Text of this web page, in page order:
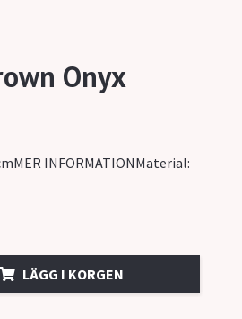
Onyx
INFORMATIONMaterial:
LÄGG I KORGEN